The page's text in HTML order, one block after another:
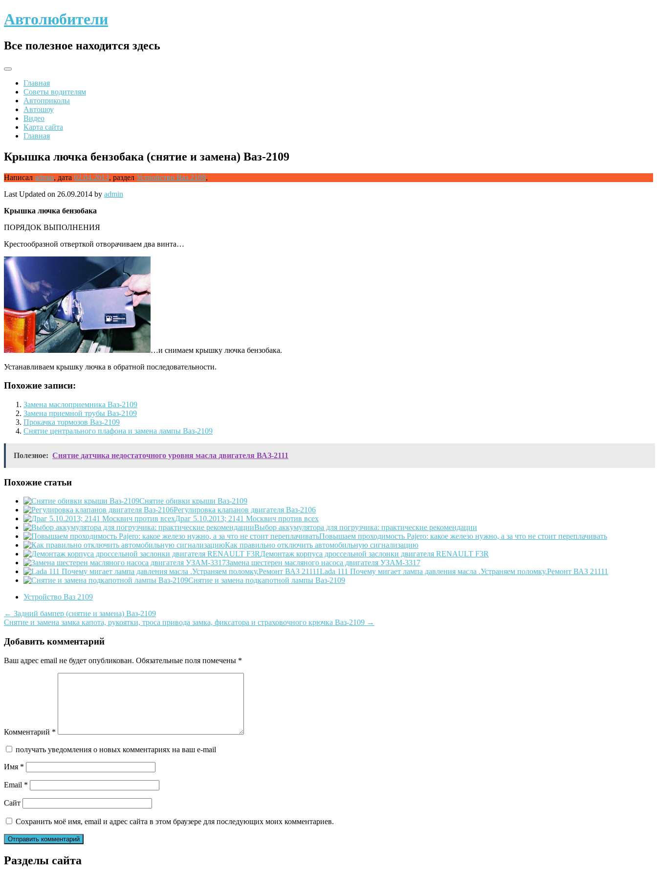
Skip
to
Автолюбители
Все полезное находится здесь
Главная
Советы водителям
Автоприколы
Автошоу
Видео
Карта сайта
Главная
Крышка лючка бензобака (снятие и замена) Ваз-2109
Написал admin, дата 02.04.2013, раздел Устройство Ваз 2109,
Last Updated on 26.09.2014 by admin
Крышка лючка бензобака
ПОРЯДОК ВЫПОЛНЕНИЯ
Крестообразной отверткой отворачиваем два винта…
…и снимаем крышку лючка бензобака.
Устанавливаем крышку лючка в обратной последовательности.
Похожие записи:
Замена маслоприемника Ваз-2109
Замена приемной трубы Ваз-2109
Прокачка тормозов Ваз-2109
Снятие центрального плафона и замена лампы Ваз-2109
Полезное: Снятие датчика недостаточного уровня масла двигателя ВАЗ-2111
Похожие статьи
Снятие обивки крыши Ваз-2109
Регулировка клапанов двигателя Ваз-2106
Драг 5.10.2013; 2141 Москвич против всех
Выбор аккумулятора для погрузчика: практические рекомендации
Повышаем проходимость Pajero: какое железо нужно, а за что не стоит переплачивать
Как правильно отключить автомобильную сигнализацию
Демонтаж корпуса дроссельной заслонки двигателя RENAULT F3R
Замена шестерен масляного насоса двигателя УЗАМ-3317
Lada 111 Почему мигает лампа давления масла .Устраняем поломку.Ремонт ВАЗ 21111
Снятие и замена подкапотной лампы Ваз-2109
Устройство Ваз 2109
Post
navigation
← Задний бампер (снятие и замена) Ваз-2109
Снятие и замена замка капота, рукоятки, троса привода замка, фиксатора и страховочного крючка Ваз-2109 →
Добавить комментарий
Ваш адрес email не будет опубликован. Обязательные поля помечены *
Комментарий *
получать уведомления о новых комментариях на ваш e-mail
Имя *
Email *
Сайт
Сохранить моё имя, email и адрес сайта в этом браузере для последующих моих комментариев.
Разделы сайта